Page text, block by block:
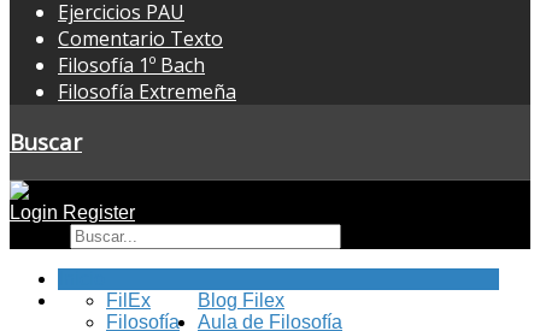
Ejercicios PAU
Comentario Texto
Filosofía 1º Bach
Filosofía Extremeña
Buscar
Login Register
Blog Filex
FilEx
Filosofía
Aula de Filosofía